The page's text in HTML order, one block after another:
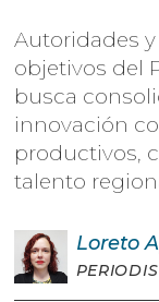
Autoridades
objetivos del
busca
innovación
productivos,
talento
Loreto